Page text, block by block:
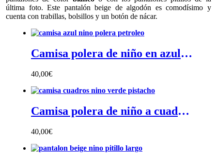
última foto. Este pantalón beige de algodón es comodísimo y
cuenta con trabillas, bolsillos y un botón de nácar.
Camisa polera de niño en azul petróleo - Camisa polera niño azul petróleo con cuello mao y botones de nácar
40,00€
Camisa polera de niño a cuadros verde pistacho - Camisa polera niño en cuadros verde vichy con cuello mao y botones de nácar
40,00€